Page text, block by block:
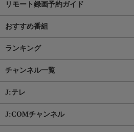
リモート録画予約ガイド
おすすめ番組
ランキング
チャンネル一覧
J:テレ
J:COMチャンネル